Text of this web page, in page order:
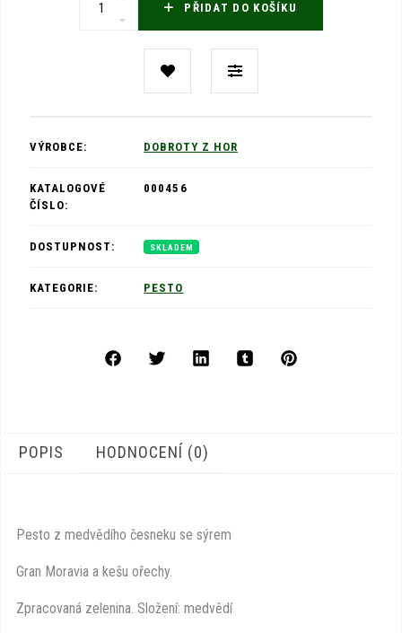
PŘIDAT DO KOŠÍKU
VÝROBCE: DOBROTY Z HOR
KATALOGOVÉ
ČÍSLO:
000456
DOSTUPNOST: SKLADEM
KATEGORIE: PESTO
POPIS HODNOCENÍ (0)
Pesto z medvědího česneku se sýrem
Gran Moravia a kešu ořechy.
Zpracovaná zelenina. Složení: medvědí